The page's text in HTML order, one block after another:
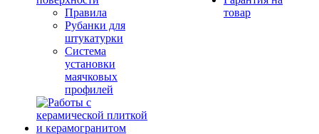
Правила
Рубанки для
штукатурки
Система
установки
маячковых
профилей
товар